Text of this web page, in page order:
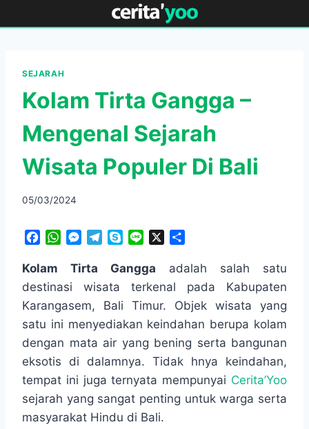
to
SEJARAH
Kolam Tirta Gangga –
Mengenal Sejarah
Wisata Populer Di Bali
05/03/2024
c
e
o
o
k
W
t
A
p
p
M
s
s
n
g
e
e
g
r
a
m
y
n
e
a
r
e
Kolam Tirta Gangga adalah salah satu
destinasi wisata terkenal pada Kabupaten
Karangasem, Bali Timur. Objek wisata yang
satu ini menyediakan keindahan berupa kolam
dengan mata air yang bening serta bangunan
eksotis di dalamnya. Tidak hnya keindahan,
tempat ini juga ternyata mempunyai Cerita’Yoo
sejarah yang sangat penting untuk warga serta
masyarakat Hindu di Bali.